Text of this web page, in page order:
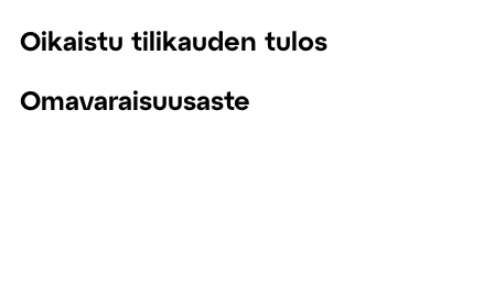
Oikaistu tilikauden tulos
Omavaraisuusaste